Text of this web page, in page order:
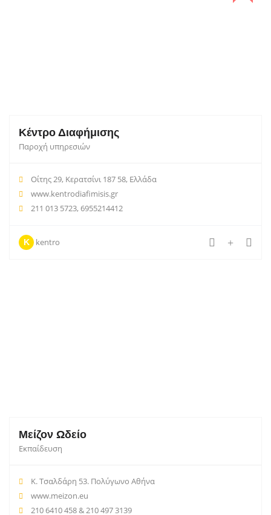
Κέντρο Διαφήμισης
Παροχή υπηρεσιών
Οίτης 29, Κερατσίνι 187 58, Ελλάδα
www.kentrodiafimisis.gr
211 013 5723, 6955214412
K kentro
Μείζον Ωδείο
Εκπαίδευση
Κ. Τσαλδάρη 53. Πολύγωνο Αθήνα
www.meizon.eu
210 6410 458 & 210 497 3139